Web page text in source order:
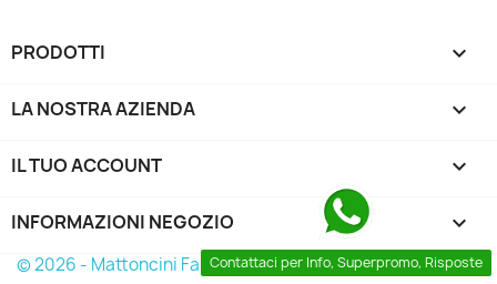
PRODOTTI 
LA NOSTRA AZIENDA 
IL TUO ACCOUNT 
INFORMAZIONI NEGOZIO keyboard_arrow_down
Contattaci per Info, Superpromo, Risposte
© 2026 - Mattoncini Famosi